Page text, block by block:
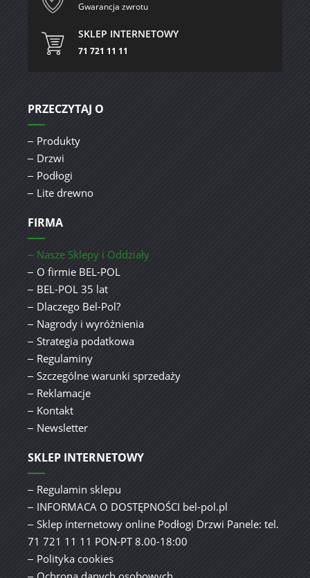
Gwarancja zwrotu
SKLEP INTERNETOWY
71 721 11 11
PRZECZYTAJ O
Produkty
Drzwi
Podłogi
Lite drewno
FIRMA
Nasze Sklepy i Oddziały
O firmie BEL-POL
BEL-POL 35 lat
Dlaczego Bel-Pol?
Nagrody i wyróżnienia
Strategia podatkowa
Regulaminy
Szczególne warunki sprzedaży
Reklamacje
Kontakt
Newsletter
SKLEP INTERNETOWY
Regulamin sklepu
INFORMACA O DOSTĘPNOŚCI bel-pol.pl
Sklep internetowy online Podłogi Drzwi Panele: tel.
71 721 11 11 PON-PT 8.00-18:00
Polityka cookies